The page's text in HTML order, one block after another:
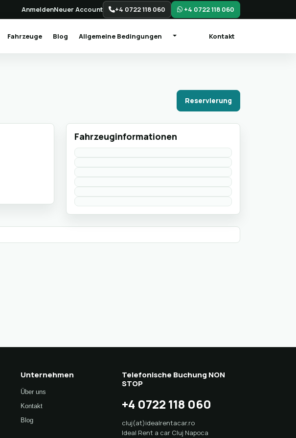
AnmeldenNeuer Account +4 0722 118 060 +4 0722 118 060
(current)
Fahrzeuge Blog Allgemeine Bedingungen Kontakt
Reservierung
Fahrzeuginformationen
Unternehmen
Über uns
Kontakt
Blog
Telefonische Buchung NON
STOP
+4 0722 118 060
cluj(at)idealrentacar.ro
Ideal Rent a car Cluj Napoca